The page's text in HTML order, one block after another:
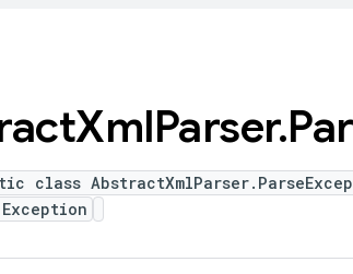
XmlParser.
class